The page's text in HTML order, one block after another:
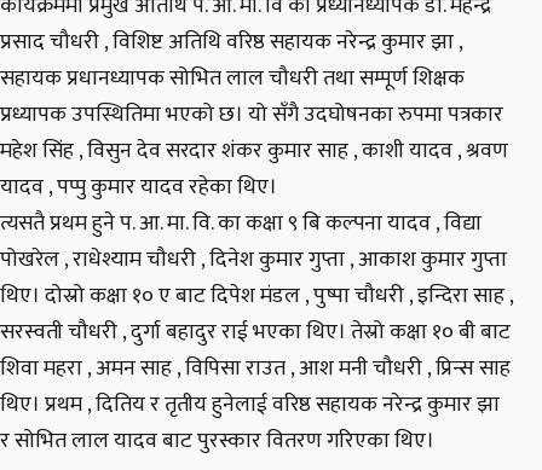
प्रसाद चौधरी , विशिष्ट अतिथि वरिष्ठ सहायक नरेन्द्र कुमार झा ,
सहायक प्रधानध्यापक सोभित लाल चौधरी तथा सम्पूर्ण शिक्षक
प्रध्यापक उपस्थितिमा भएको छ। यो सँगै उदघोषनका रुपमा पत्रकार
महेश सिंह , विसुन देव सरदार शंकर कुमार साह , काशी यादव , श्रवण
यादव , पप्पु कुमार यादव रहेका थिए।
त्यसतै प्रथम हुने प. आ. मा. वि. का कक्षा ९ बि कल्पना यादव , विद्या
पोखरेल , राधेश्याम चौधरी , दिनेश कुमार गुप्ता , आकाश कुमार गुप्ता
थिए। दोस्रो कक्षा १० ए बाट दिपेश मंडल , पुष्पा चौधरी , इन्दिरा साह ,
सरस्वती चौधरी , दुर्गा बहादुर राई भएका थिए। तेस्रो कक्षा १० बी बाट
शिवा महरा , अमन साह , विपिसा राउत , आश मनी चौधरी , प्रिन्स साह
थिए। प्रथम , दितिय र तृतीय हुनेलाई वरिष्ठ सहायक नरेन्द्र कुमार झा
र सोभित लाल यादव बाट पुरस्कार वितरण गरिएका थिए।